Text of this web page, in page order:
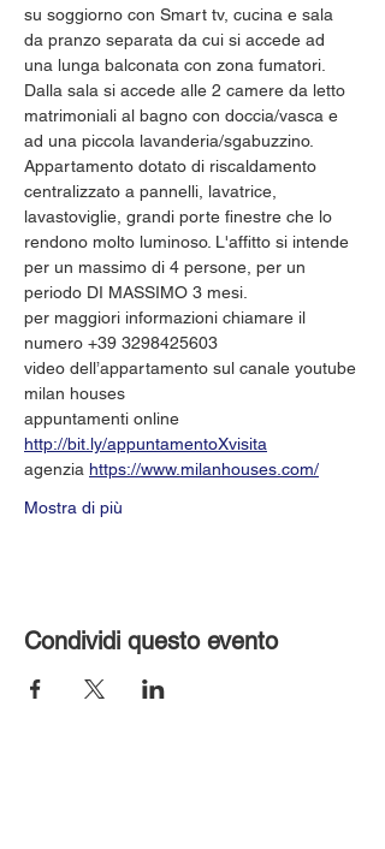
su soggiorno con Smart tv, cucina e sala
da pranzo separata da cui si accede ad
una lunga balconata con zona fumatori.
Dalla sala si accede alle 2 camere da letto
matrimoniali al bagno con doccia/vasca e
ad una piccola lavanderia/sgabuzzino.
Appartamento dotato di riscaldamento
centralizzato a pannelli, lavatrice,
lavastoviglie, grandi porte finestre che lo
rendono molto luminoso. L'affitto si intende
per un massimo di 4 persone, per un
periodo DI MASSIMO 3 mesi.
per maggiori informazioni chiamare il
numero +39 3298425603
video dell’appartamento sul canale youtube
milan houses
appuntamenti online
http://bit.ly/appuntamentoXvisita
agenzia https://www.milanhouses.com/
Mostra di più
Condividi questo evento